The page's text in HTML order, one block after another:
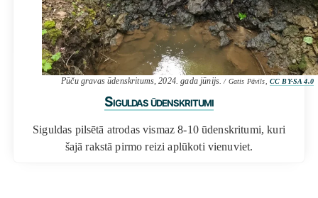
Pūču gravas ūdenskritums, 2024. gada jūnijs./ Gatis Pāvils, CC BY-SA 4.0
Siguldas ūdenskritumi
Siguldas pilsētā atrodas vismaz 8-10 ūdenskritumi, kuri
šajā rakstā pirmo reizi aplūkoti vienuviet.